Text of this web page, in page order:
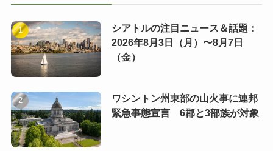
シアトルの注目ニュース＆話題：
2026年8月3日（月）〜8月7日
（金）
ワシントン州東部の山火事に連邦
緊急事態宣言 6郡と3部族が対象